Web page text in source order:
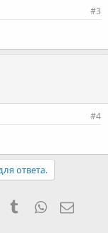
#3
#4
ответа.
PinterestTumblrWhatsApp